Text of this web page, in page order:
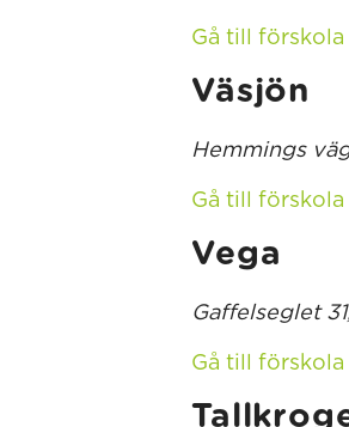
Gå till förskola
Väsjön
Hemmings
Gå till förskola
Vega
Gaffelseglet
Gå till förskola